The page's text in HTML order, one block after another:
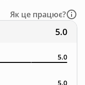
Як це працює?
5.0
5.0
5.0